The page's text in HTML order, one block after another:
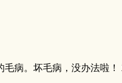
病。坏毛病，没办法啦！